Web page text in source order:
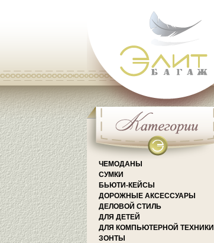
ЧЕМОДАНЫ
СУМКИ
БЬЮТИ-КЕЙСЫ
ДОРОЖНЫЕ АКСЕССУАРЫ
ДЕЛОВОЙ СТИЛЬ
ДЛЯ ДЕТЕЙ
ДЛЯ КОМПЬЮТЕРНОЙ ТЕХНИКИ
ЗОНТЫ